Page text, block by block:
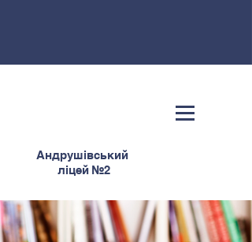
Андрушівський
ліцей №2